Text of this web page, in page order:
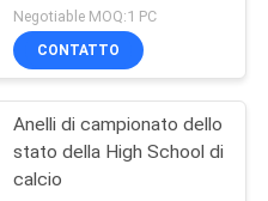
Negotiable MOQ:1 PC
CONTATTO
Anelli di campionato dello
stato della High School di
calcio